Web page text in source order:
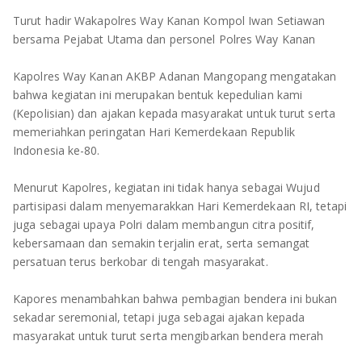
TANGGAMUS
PESISIR BARAT
TULANG BAWANG
MESUJI
WAY KANAN
Turut hadir Wakapolres Way Kanan Kompol Iwan Setiawan
bersama Pejabat Utama dan personel Polres Way Kanan
Kapolres Way Kanan AKBP Adanan Mangopang mengatakan
bahwa kegiatan ini merupakan bentuk kepedulian kami
(Kepolisian) dan ajakan kepada masyarakat untuk turut serta
memeriahkan peringatan Hari Kemerdekaan Republik
Indonesia ke-80.
Menurut Kapolres, kegiatan ini tidak hanya sebagai Wujud
partisipasi dalam menyemarakkan Hari Kemerdekaan RI, tetapi
juga sebagai upaya Polri dalam membangun citra positif,
kebersamaan dan semakin terjalin erat, serta semangat
persatuan terus berkobar di tengah masyarakat.
Kapores menambahkan bahwa pembagian bendera ini bukan
sekadar seremonial, tetapi juga sebagai ajakan kepada
masyarakat untuk turut serta mengibarkan bendera merah